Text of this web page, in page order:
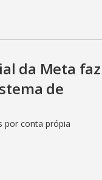
da Meta faz
de
por conta própia